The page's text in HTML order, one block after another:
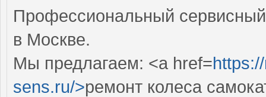
Профессиональный
в Москве.
Мы предлагаем: <a href=
sens.ru/>ремонт колеса